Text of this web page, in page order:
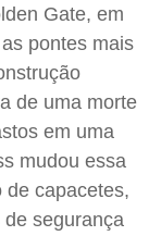
Gate, em
pontes mais
de uma morte
em uma
mudou essa
de capacetes,
segurança